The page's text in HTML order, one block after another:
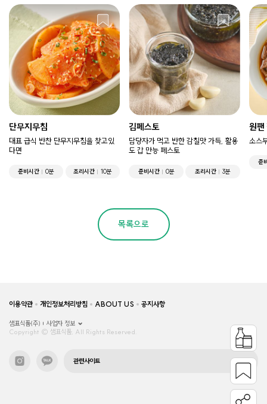
단무지무침
대표 급식 반찬 단무지무침을 찾고있
다면
준비시간 0분 조리시간 10분
김페스토
담당자가 먹고 반한 감칠맛 가득, 활용
도 갑 만능 페스토
준비시간 0분 조리시간 3분
원팬
소스
준
목록으로
이용약관 개인정보처리방침 ABOUT US 공지사항
샘표식품(주)
사업자 정보
Copyright © 샘표식품, All Rights Reserved.
관련사이트